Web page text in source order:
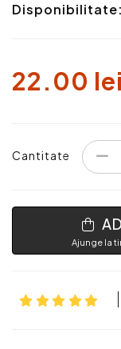
Disponibilitate:
22.00 lei
Cantitate
Ajunge la